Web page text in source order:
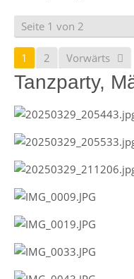
Seite 1 von 2
1 2 Vorwärts
Tanzparty,